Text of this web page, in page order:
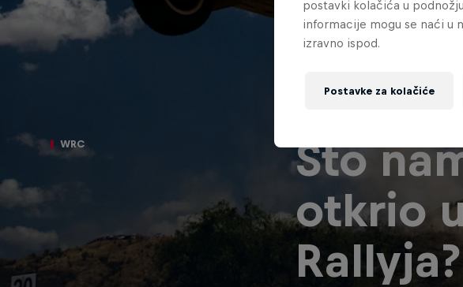
WRC
Što
otkrio
Rallyja?
postavki kolačića u
informacije mogu se naći u
izravno ispod.
Postavke za kolačiće